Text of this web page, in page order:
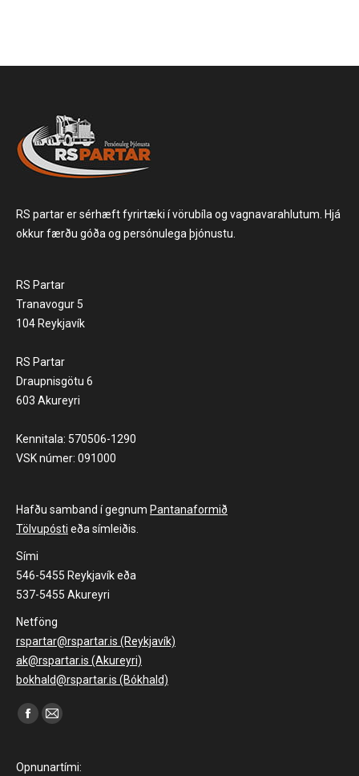
RS partar er sérhæft fyrirtæki í vörubíla og vagnavarahlutum. Hjá
okkur færðu góða og persónulega þjónustu.
RS Partar
Tranavogur 5
104 Reykjavík
RS Partar
Draupnisgötu 6
603 Akureyri
Kennitala: 570506-1290
VSK númer: 091000
Hafðu samband í gegnum Pantanaformið
Tölvupósti eða símleiðis.
Sími
546-5455 Reykjavík eða
537-5455 Akureyri
Netföng
rspartar@rspartar.is (Reykjavík)
ak@rspartar.is (Akureyri)
bokhald@rspartar.is (Bókhald)
Find us on:
Facebook
opens
Mail
opens
Opnunartími: